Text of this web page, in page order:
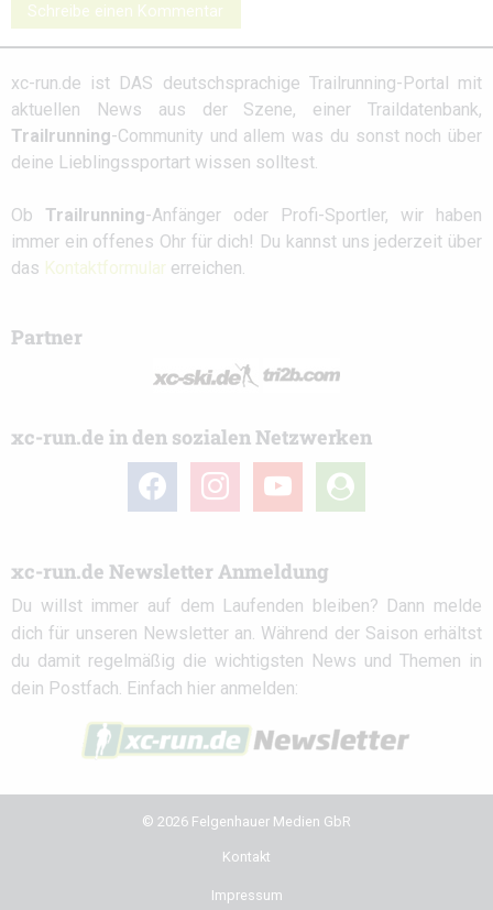
Schreibe einen Kommentar
xc-run.de ist DAS deutschsprachige Trailrunning-Portal mit
aktuellen News aus der Szene, einer Traildatenbank,
Trailrunning-Community und allem was du sonst noch über
deine Lieblingssportart wissen solltest.
Ob Trailrunning-Anfänger oder Profi-Sportler, wir haben
immer ein offenes Ohr für dich! Du kannst uns jederzeit über
das Kontaktformular erreichen.
Partner
xc-run.de in den sozialen Netzwerken
facebook instagramyoutube
user-
circle
xc-run.de Newsletter Anmeldung
Du willst immer auf dem Laufenden bleiben? Dann melde
dich für unseren Newsletter an. Während der Saison erhältst
du damit regelmäßig die wichtigsten News und Themen in
dein Postfach. Einfach hier anmelden:
© 2026 Felgenhauer Medien GbR
Kontakt
Impressum